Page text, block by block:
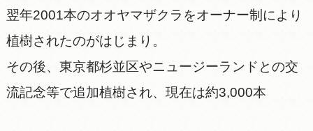
翌年2001本のオオヤマザクラをオーナー制により
植樹されたのがはじまり。
その後、東京都杉並区やニュージーランドとの交
流記念等で追加植樹され、現在は約3,000本